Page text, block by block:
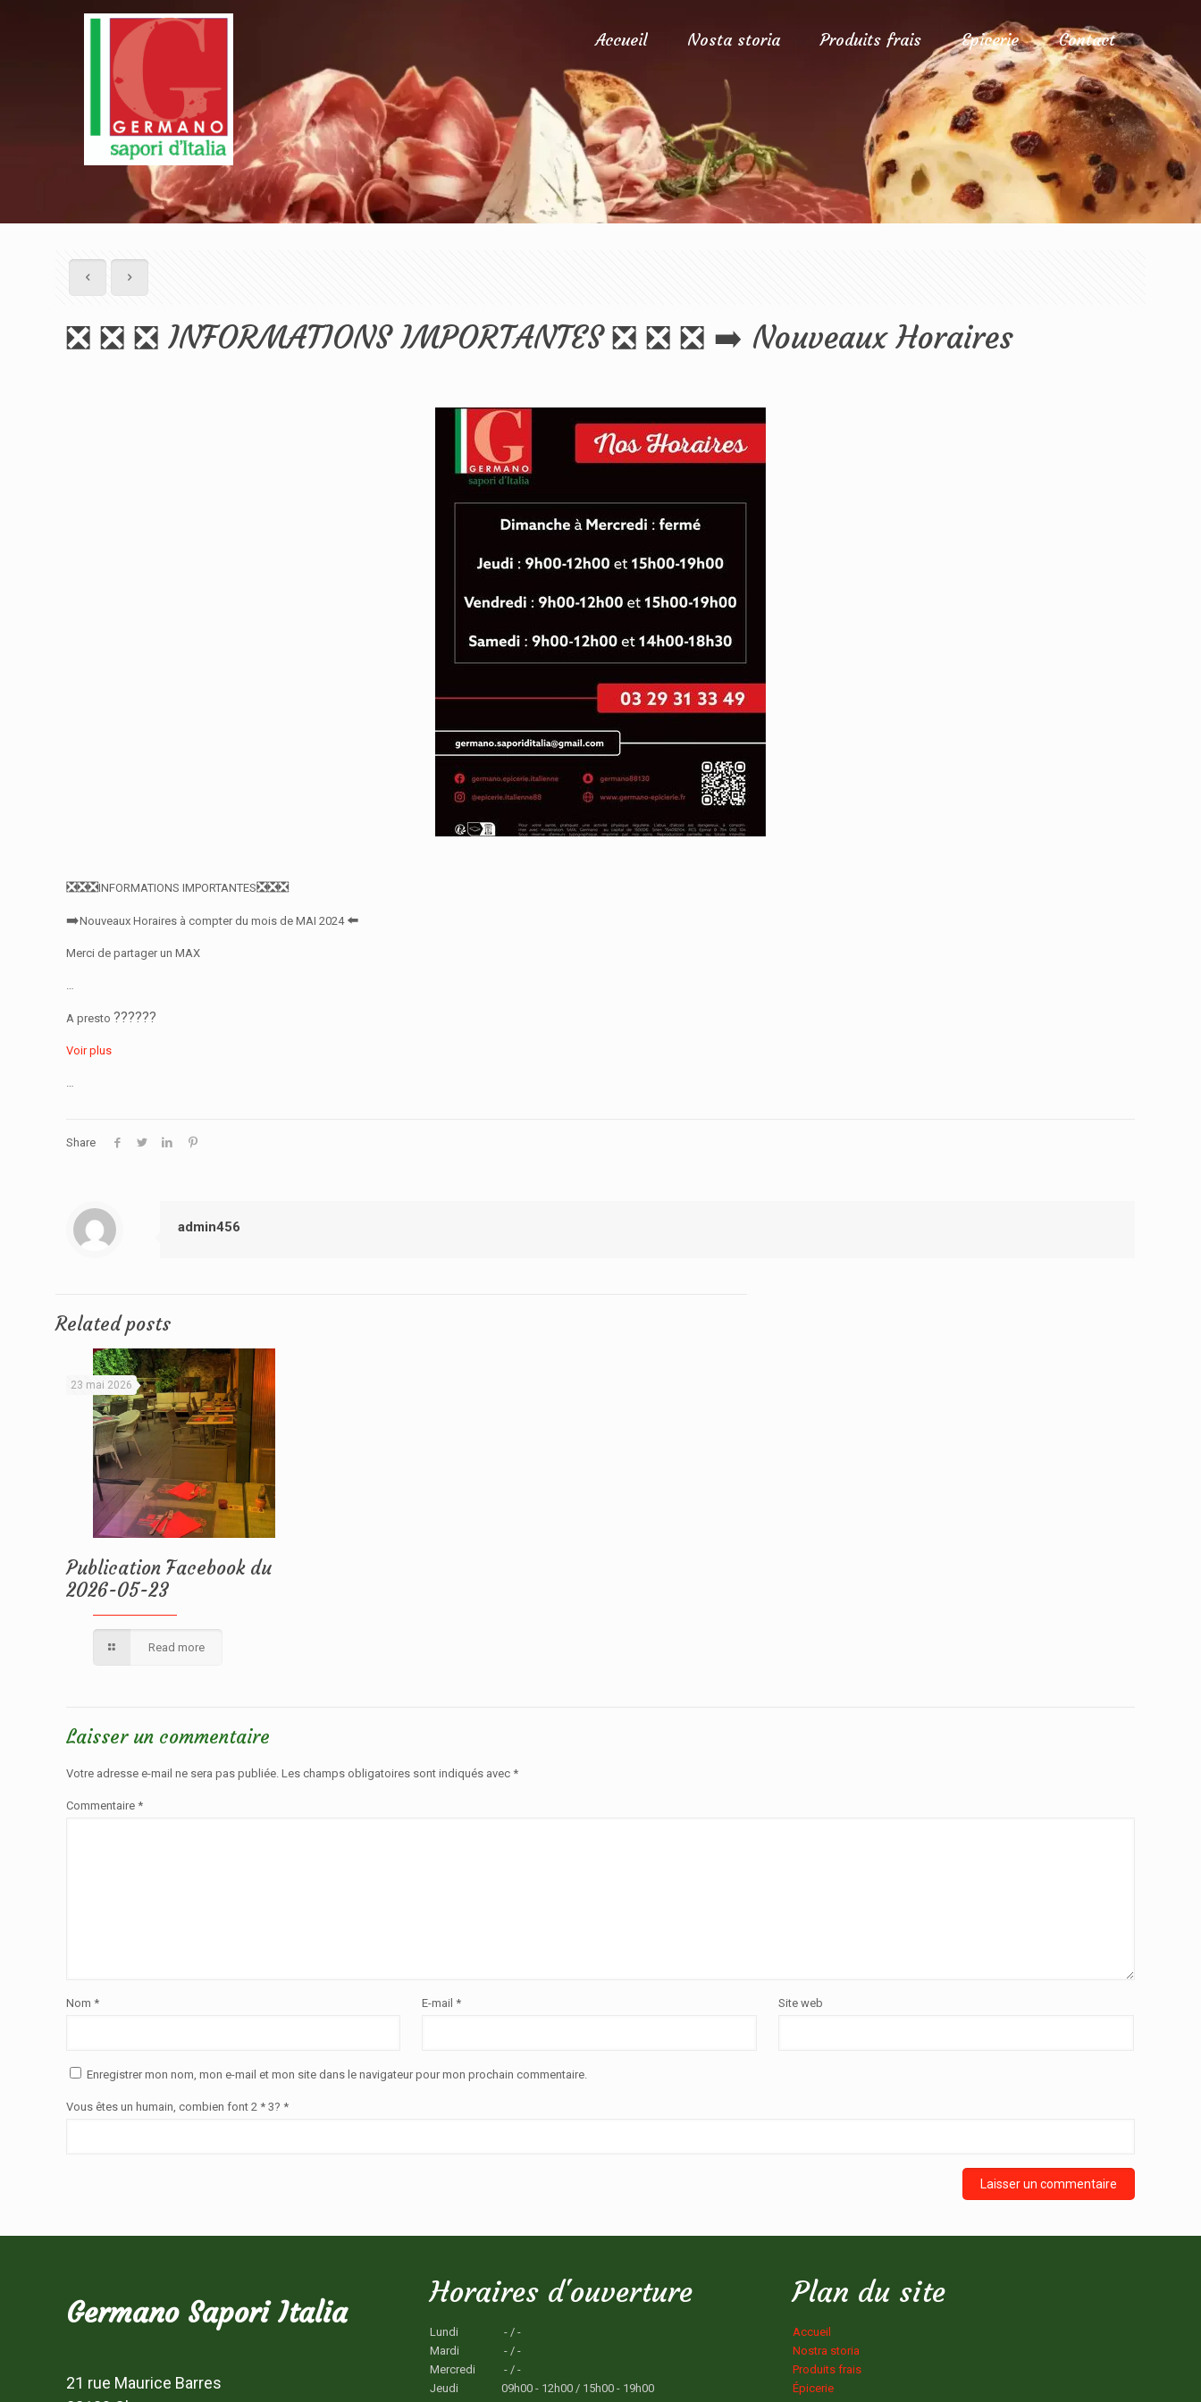
Accueil Nosta storia Produits frais Epicerie Contact
❎ ❎ ❎ INFORMATIONS IMPORTANTES ❎ ❎ ❎ ➡️ Nouveaux Horaires
❎❎❎INFORMATIONS IMPORTANTES❎❎❎
➡️Nouveaux Horaires à compter du mois de MAI 2024 ⬅️
Merci de partager un MAX
…
A presto??????
Voir plus
…
Share
admin456
Related posts
23 mai 2026
Publication Facebook du
2026-05-23
Read more
Laisser un commentaire
Votre adresse e-mail ne sera pas publiée. Les champs obligatoires sont indiqués avec *
Commentaire *
Nom * E-mail * Site web
Enregistrer mon nom, mon e-mail et mon site dans le navigateur pour mon prochain commentaire.
Vous êtes un humain, combien font 2 * 3? *
Germano Sapori Italia
21 rue Maurice Barres
Horaires d'ouverture
Lundi
- / -
Mardi
- / -
Mercredi
- / -
Jeudi
09h00 - 12h00 / 15h00 - 19h00
Plan du site
Accueil
Nostra storia
Produits frais
Épicerie